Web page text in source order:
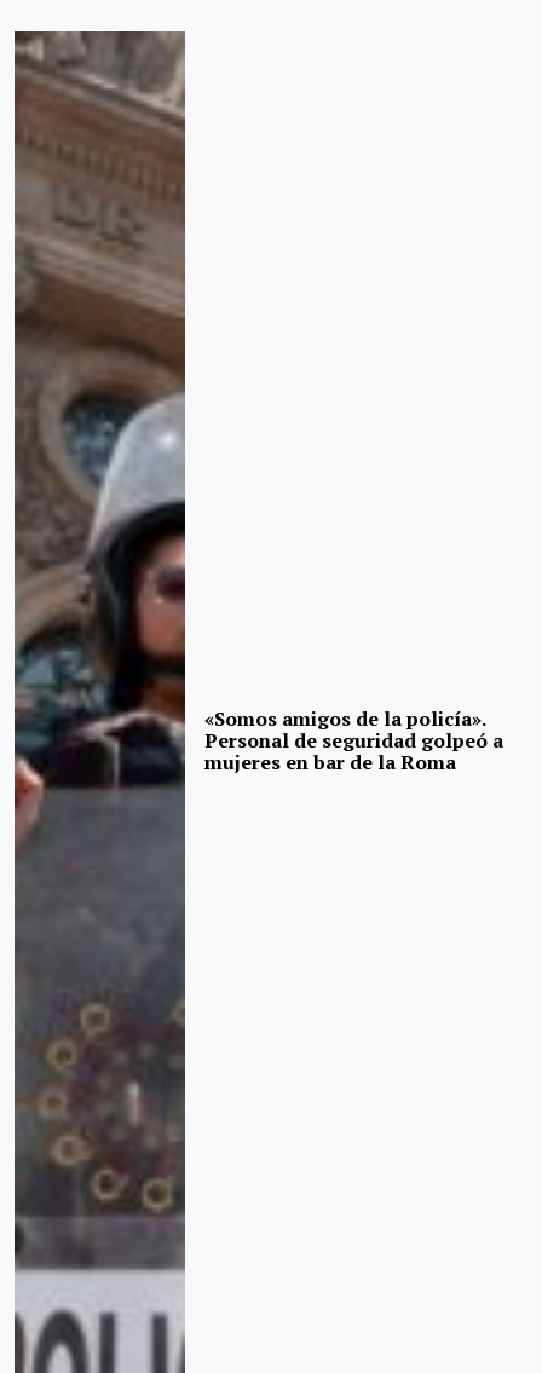
«Somos amigos de la policía».
Personal de seguridad golpeó a
mujeres en bar de la Roma